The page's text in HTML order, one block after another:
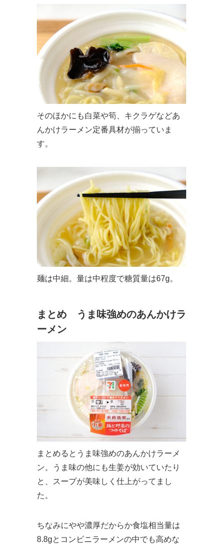
そのほかにも白菜や筍、キクラゲなどあ
んかけラーメン定番具材が揃っていま
す。
麺は中細。量は中程度で糖質量は67g。
まとめ うま味強めのあんかけラ
ーメン
まとめるとうま味強めのあんかけラーメ
ン。うま味の他にも生姜が効いていたり
と、スープが美味しく仕上がってまし
た。
ちなみにやや濃厚だからか食塩相当量は
8.8gとコンビニラーメンの中でも高めな